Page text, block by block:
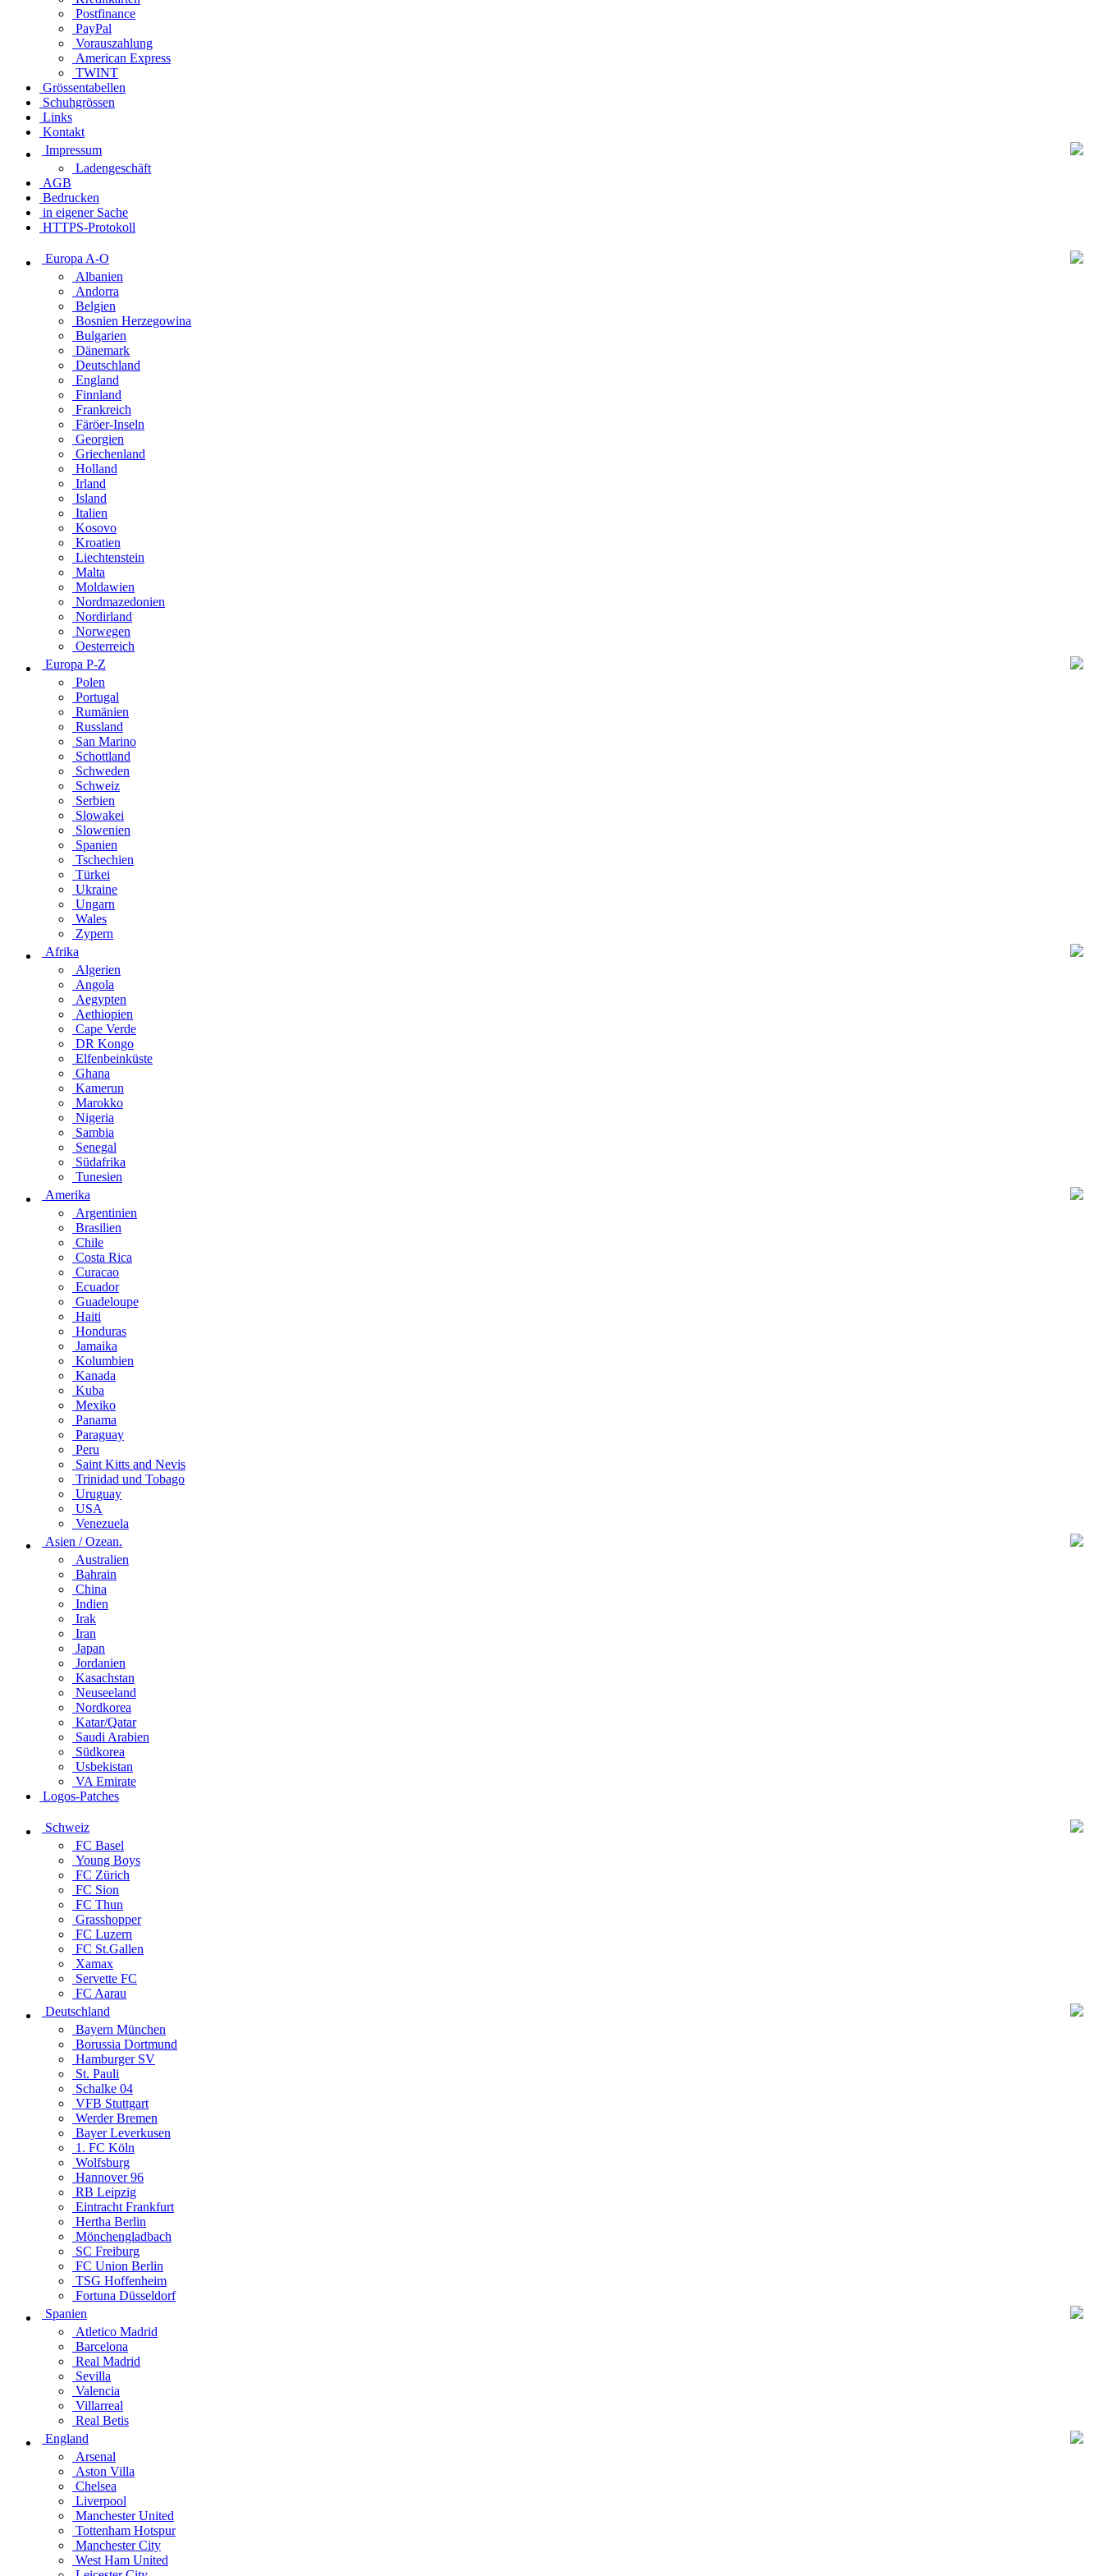
Postfinance
PayPal
Vorauszahlung
American Express
TWINT
Grössentabellen
Schuhgrössen
Links
Kontakt
Impressum
Ladengeschäft
AGB
Bedrucken
in eigener Sache
HTTPS-Protokoll
Europa A-O
Albanien
Andorra
Belgien
Bosnien Herzegowina
Bulgarien
Dänemark
Deutschland
England
Finnland
Frankreich
Färöer-Inseln
Georgien
Griechenland
Holland
Irland
Island
Italien
Kosovo
Kroatien
Liechtenstein
Malta
Moldawien
Nordmazedonien
Nordirland
Norwegen
Oesterreich
Europa P-Z
Polen
Portugal
Rumänien
Russland
San Marino
Schottland
Schweden
Schweiz
Serbien
Slowakei
Slowenien
Spanien
Tschechien
Türkei
Ukraine
Ungarn
Wales
Zypern
Afrika
Algerien
Angola
Aegypten
Aethiopien
Cape Verde
DR Kongo
Elfenbeinküste
Ghana
Kamerun
Marokko
Nigeria
Sambia
Senegal
Südafrika
Tunesien
Amerika
Argentinien
Brasilien
Chile
Costa Rica
Curacao
Ecuador
Guadeloupe
Haiti
Honduras
Jamaika
Kolumbien
Kanada
Kuba
Mexiko
Panama
Paraguay
Peru
Saint Kitts and Nevis
Trinidad und Tobago
Uruguay
USA
Venezuela
Asien / Ozean.
Australien
Bahrain
China
Indien
Irak
Iran
Japan
Jordanien
Kasachstan
Neuseeland
Nordkorea
Katar/Qatar
Saudi Arabien
Südkorea
Usbekistan
VA Emirate
Logos-Patches
Schweiz
FC Basel
Young Boys
FC Zürich
FC Sion
FC Thun
Grasshopper
FC Luzern
FC St.Gallen
Xamax
Servette FC
FC Aarau
Deutschland
Bayern München
Borussia Dortmund
Hamburger SV
St. Pauli
Schalke 04
VFB Stuttgart
Werder Bremen
Bayer Leverkusen
1. FC Köln
Wolfsburg
Hannover 96
RB Leipzig
Eintracht Frankfurt
Hertha Berlin
Mönchengladbach
SC Freiburg
FC Union Berlin
TSG Hoffenheim
Fortuna Düsseldorf
Spanien
Atletico Madrid
Barcelona
Real Madrid
Sevilla
Valencia
Villarreal
Real Betis
England
Arsenal
Aston Villa
Chelsea
Liverpool
Manchester United
Tottenham Hotspur
Manchester City
West Ham United